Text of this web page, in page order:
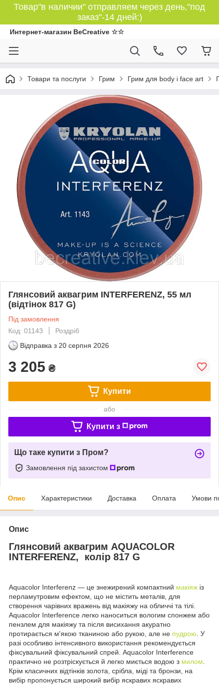
Товар"в наличии" отправляем через день,"под
заказ"-14 дней:)
Интернет-магазин BeCreative ☆☆
Товари та послуги Грим Грим для body і face art
Глянсовий аквагрим INTERFERENZ, 55 мл
(відтінок 817 G)
Під замовлення
Код: 01143
Роздріб
Відправка з 20 серпня 2026
3 205 ₴
Купити
або
Купити з
Що таке купити з Пром?
Замовлення під захистом
Опис Характеристики Доставка Оплата Умови
Опис
Глянсовий аквагрим AQUACOLOR
INTERFERENZ, колір 817 G
Aquacolor Interferenz — це знежирений компактний макіяж із
перламутровим ефектом, що не містить металів, для
створення чарівних вражень від макіяжу на обличчі та тілі.
Aquacolor Interference легко наноситься вологим спонжем або
пензлем для макіяжу та після висихання акуратно
протирається м'якою тканиною або рукою, але не пудрою. У
разі особливо інтенсивного використання рекомендується
фіксувальний фіксувальний спрей. Aquacolor Interference
практично не розтріскується й легко миється водою з милом.
Крім класичних відтінків золота, срібла, міді та бронзи, на
вибір пропонується широкий вибір яскравих яскравих